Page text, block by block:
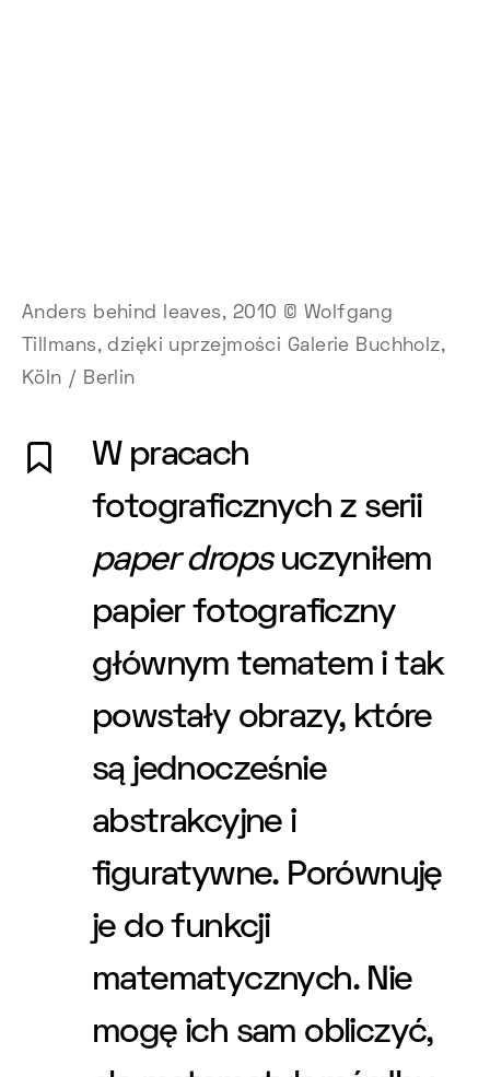
Anders behind leaves, 2010 © Wolfgang
Tillmans, dzięki uprzejmości Galerie Buchholz,
Köln / Berlin
W pracach
fotograficznych z serii
paper drops uczyniłem
papier fotograficzny
głównym tematem i tak
powstały obrazy, które
są jednocześnie
abstrakcyjne i
figuratywne. Porównuję
je do funkcji
matematycznych. Nie
mogę ich sam obliczyć,